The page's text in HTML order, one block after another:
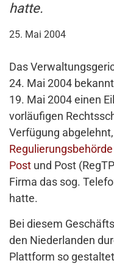
hatte.
25. Mai 2004
Das
24. Mai 2004
19. Mai 2004 einen
vorläufigen
Verfügung
Post und Post
Firma das sog.
hatte.
Bei diesem
den Niederlanden
Plattform so